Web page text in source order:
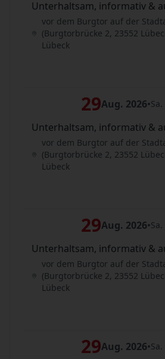
Unterhaltsam, informativ &
vor dem Burgtor auf der
(Burgtorbrücke 2, 23552
Lübeck
29Aug. 2026•
Unterhaltsam, informativ &
vor dem Burgtor auf der
(Burgtorbrücke 2, 23552
Lübeck
29Aug. 2026•
Unterhaltsam, informativ &
vor dem Burgtor auf der
(Burgtorbrücke 2, 23552
Lübeck
29Aug. 2026•